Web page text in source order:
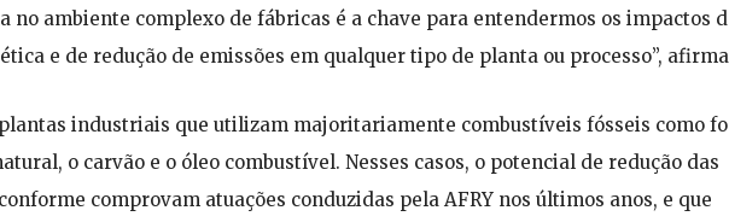
no ambiente complexo de fábricas é a chave para entendermos os impactos
e de redução de emissões em qualquer tipo de planta ou processo”,
industriais que utilizam majoritariamente combustíveis fósseis como
o carvão e o óleo combustível. Nesses casos, o potencial de redução das
comprovam atuações conduzidas pela AFRY nos últimos anos, e que